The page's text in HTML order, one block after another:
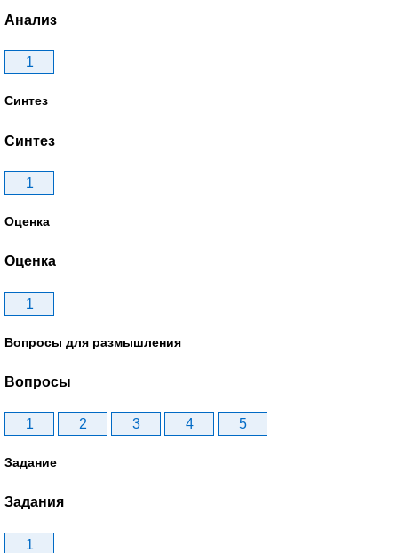
Анализ
1
Синтез
Синтез
1
Оценка
Оценка
1
Вопросы для размышления
Вопросы
1 2 3 4 5
Задание
Задания
1